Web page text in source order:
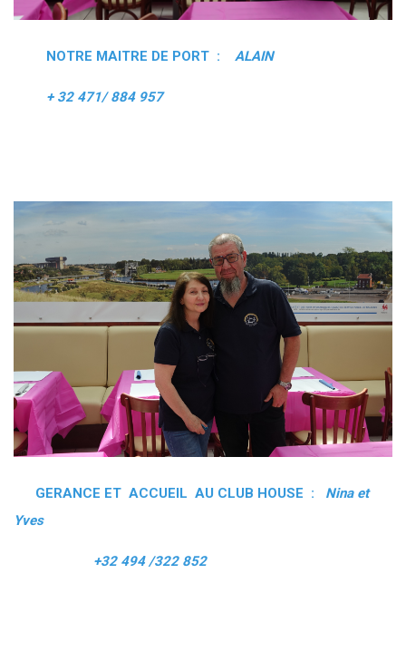
NOTRE MAITRE DE PORT : ALAIN
+ 32 471/ 884 957
GERANCE ET ACCUEIL AU CLUB HOUSE :
Nina et
Yves
+32 494 /322 852